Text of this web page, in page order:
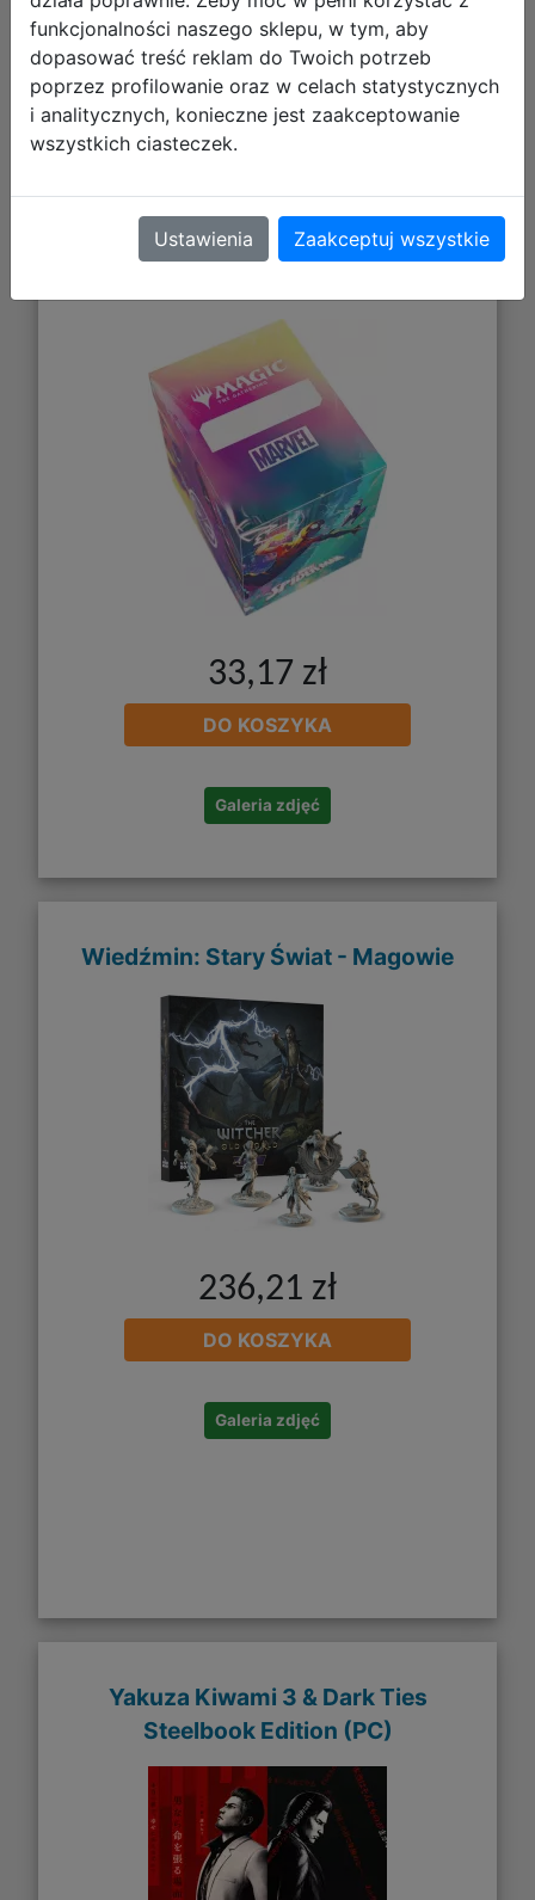
Gamegenic: Magic the Gathering -
Marvel's Spider-Man - Soft Crate 80+
33,17 zł
DO KOSZYKA
Galeria zdjęć
Wiedźmin: Stary Świat - Magowie
236,21 zł
DO KOSZYKA
Galeria zdjęć
Yakuza Kiwami 3 & Dark Ties
Steelbook Edition (PC)
funkcjonalności naszego sklepu, w tym, aby
dopasować treść reklam do Twoich potrzeb
poprzez profilowanie oraz w celach statystycznych
i analitycznych, konieczne jest zaakceptowanie
wszystkich ciasteczek.
Ustawienia Zaakceptuj wszystkie